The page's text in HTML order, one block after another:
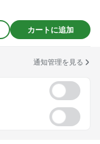
カートに追加
通知管理を見る